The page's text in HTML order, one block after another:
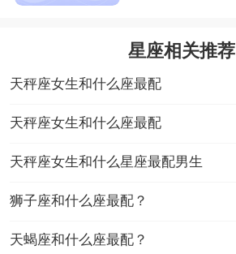
星座相关推荐
天秤座女生和什么座最配
天秤座女生和什么座最配
天秤座女生和什么星座最配男生
狮子座和什么座最配？
天蝎座和什么座最配？